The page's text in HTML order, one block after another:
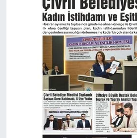
SPOR
TEKNOLOJİ
YAŞAM